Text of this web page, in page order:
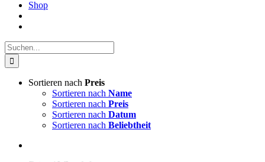
Shop
Suche
nach:
Sortieren nach Preis
Sortieren nach Name
Sortieren nach Preis
Sortieren nach Datum
Sortieren nach Beliebtheit